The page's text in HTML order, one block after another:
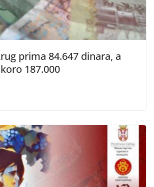
prima 84.647 dinara, a
187.000